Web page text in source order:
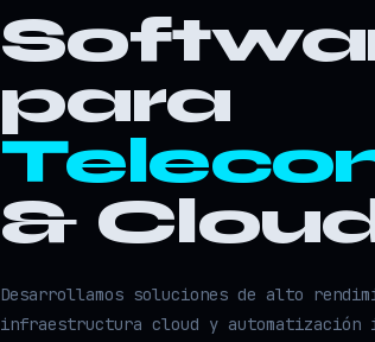
para
&
Desarrollamos soluciones de alto
infraestructura cloud y